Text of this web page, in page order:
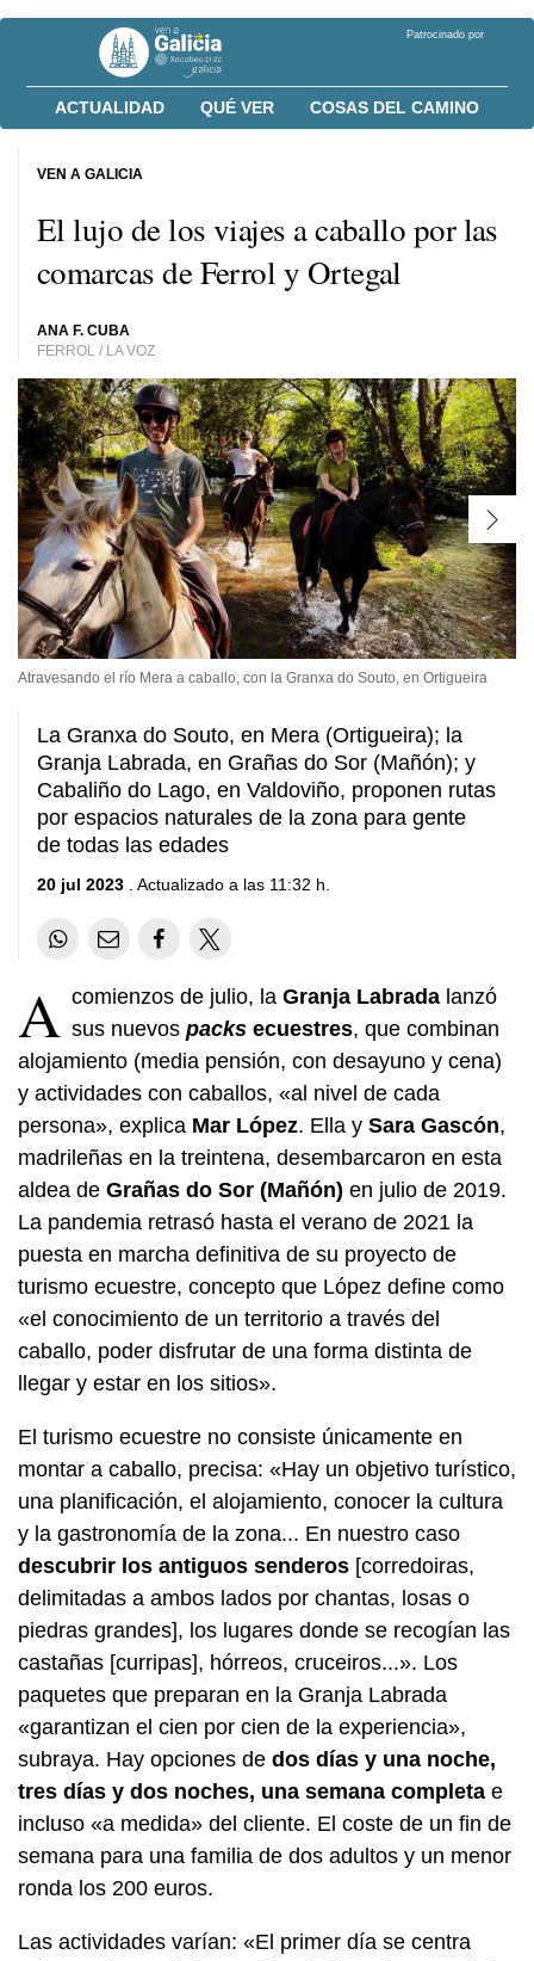
Patrocinado por
ACTUALIDAD QUÉ VER COSAS DEL CAMINO
El lujo de los viajes a caballo por las
comarcas de Ferrol y Ortegal
ANA F. CUBA
FERROL / LA VOZ
VEN A GALICIA
Atravesando el río Mera a caballo, con la Granxa do Souto, en Ortigueira
La Granxa do Souto, en Mera (Ortigueira); la
Granja Labrada, en Grañas do Sor (Mañón); y
Cabaliño do Lago, en Valdoviño, proponen rutas
por espacios naturales de la zona para gente
de todas las edades
20 jul 2023 . Actualizado a las 11:32 h.
A comienzos de julio, la Granja Labrada lanzó
sus nuevos packs ecuestres, que combinan
alojamiento (media pensión, con desayuno y cena)
y actividades con caballos, «al nivel de cada
persona», explica Mar López. Ella y Sara Gascón,
madrileñas en la treintena, desembarcaron en esta
aldea de Grañas do Sor (Mañón) en julio de 2019.
La pandemia retrasó hasta el verano de 2021 la
puesta en marcha definitiva de su proyecto de
turismo ecuestre, concepto que López define como
«el conocimiento de un territorio a través del
caballo, poder disfrutar de una forma distinta de
llegar y estar en los sitios».
El turismo ecuestre no consiste únicamente en
montar a caballo, precisa: «Hay un objetivo turístico,
una planificación, el alojamiento, conocer la cultura
y la gastronomía de la zona... En nuestro caso
descubrir los antiguos senderos [corredoiras,
delimitadas a ambos lados por chantas, losas o
piedras grandes], los lugares donde se recogían las
castañas [curripas], hórreos, cruceiros...». Los
paquetes que preparan en la Granja Labrada
«garantizan el cien por cien de la experiencia»,
subraya. Hay opciones de dos días y una noche,
tres días y dos noches, una semana completa e
incluso «a medida» del cliente. El coste de un fin de
semana para una familia de dos adultos y un menor
ronda los 200 euros.
Las actividades varían: «El primer día se centra